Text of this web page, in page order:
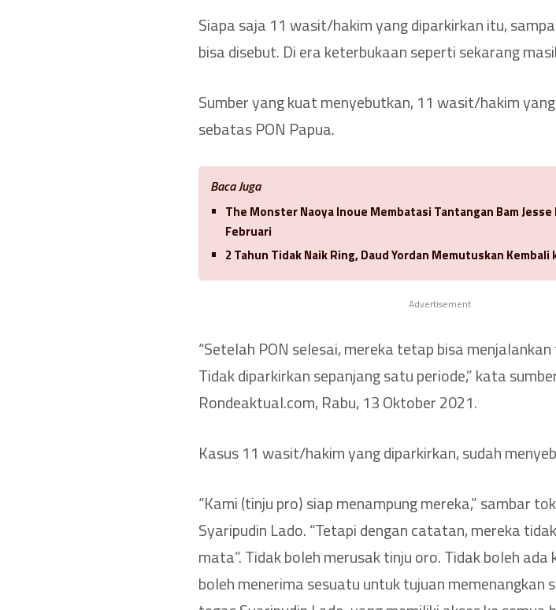
Siapa saja 11 wasit/hakim yang diparkirkan itu,
bisa disebut. Di era keterbukaan seperti sekarang
Sumber yang kuat menyebutkan, 11 wasit/hakim
sebatas PON Papua.
Baca Juga
The Monster Naoya Inoue Membatasi Tantangan Bam
Februari
2 Tahun Tidak Naik Ring, Daud Yordan Memutuskan Kembali
Advertisement
“Setelah PON selesai, mereka tetap bisa
Tidak diparkirkan sepanjang satu periode,” kata
Rondeaktual.com, Rabu, 13 Oktober 2021.
Kasus 11 wasit/hakim yang diparkirkan, sudah
“Kami (tinju pro) siap menampung mereka,” sambar
Syaripudin Lado. “Tetapi dengan catatan, mereka
mata”. Tidak boleh merusak tinju oro. Tidak boleh ada
boleh menerima sesuatu untuk tujuan memenangkan